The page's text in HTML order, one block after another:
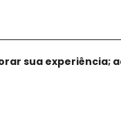
sua experiência;